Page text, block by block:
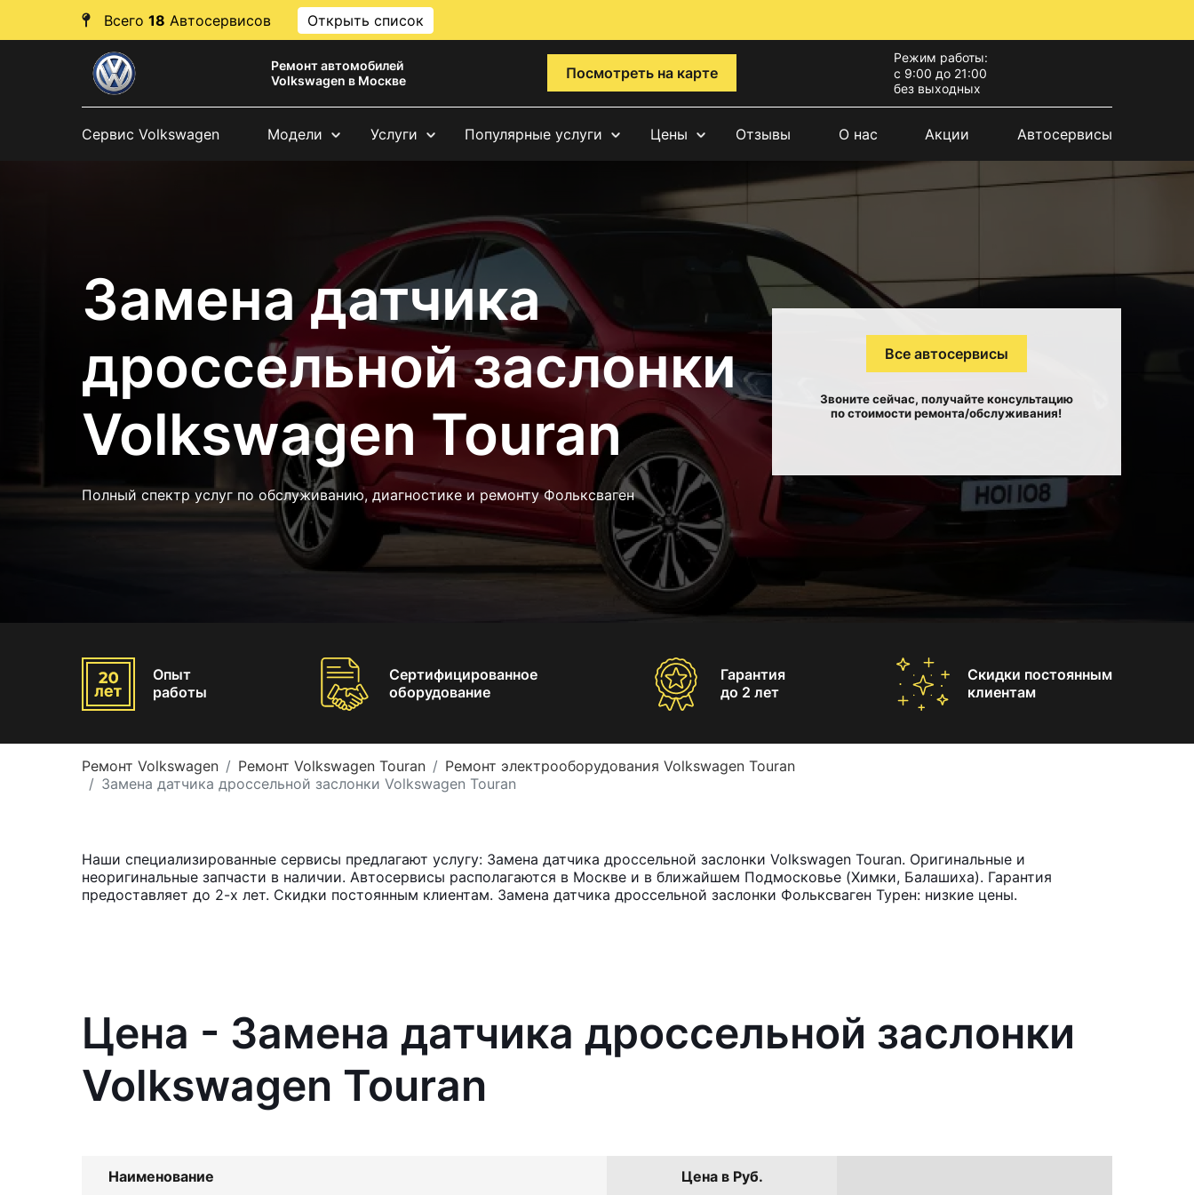
Всего 18 Автосервисов Открыть список
Ремонт автомобилей
Volkswagen в Москве
Посмотреть на карте
Режим работы:
с 9:00 до 21:00
без выходных
Сервис Volkswagen Модели Услуги Популярные услуги Цены Отзывы О нас Акции Автосервисы
Замена датчика
дроссельной заслонки
Volkswagen Touran
Полный спектр услуг по обслуживанию, диагностике и ремонту Фольксваген
Все автосервисы
Звоните сейчас, получайте консультацию
по стоимости ремонта/обслуживания!
Опыт
работы
Сертифицированное
оборудование
Гарантия
до 2 лет
Скидки постоянным
клиентам
Ремонт Volkswagen Ремонт Volkswagen Touran
Ремонт электрооборудования Volkswagen Touran
Замена датчика дроссельной заслонки Volkswagen Touran
Наши специализированные сервисы предлагают услугу: Замена датчика дроссельной заслонки Volkswagen Touran. Оригинальные и
неоригинальные запчасти в наличии. Автосервисы располагаются в Москве и в ближайшем Подмосковье (Химки, Балашиха). Гарантия
предоставляет до 2-х лет. Скидки постоянным клиентам. Замена датчика дроссельной заслонки Фольксваген Турен: низкие цены.
Цена - Замена датчика дроссельной заслонки
Volkswagen Touran
Наименование Цена в Руб.